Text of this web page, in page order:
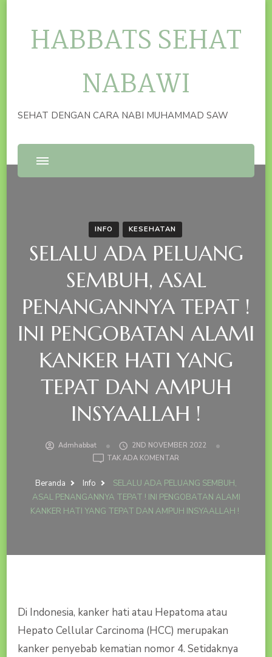
HABBATS SEHAT
NABAWI
SEHAT DENGAN CARA NABI MUHAMMAD SAW
INFO KESEHATAN
SELALU ADA PELUANG
SEMBUH, ASAL
PENANGANNYA TEPAT !
INI PENGOBATAN ALAMI
KANKER HATI YANG
TEPAT DAN AMPUH
INSYAALLAH !
Admhabbat
2ND NOVEMBER 2022
TAK ADA KOMENTAR
ADA
PELUANG
SEMBUH,
!
HATI
YANG
DAN
Beranda Info
SELALU ADA PELUANG SEMBUH,
ASAL PENANGANNYA TEPAT ! INI PENGOBATAN ALAMI
KANKER HATI YANG TEPAT DAN AMPUH INSYAALLAH !
Di Indonesia, kanker hati atau Hepatoma atau
Hepato Cellular Carcinoma (HCC) merupakan
kanker penyebab kematian nomor 4. Setidaknya